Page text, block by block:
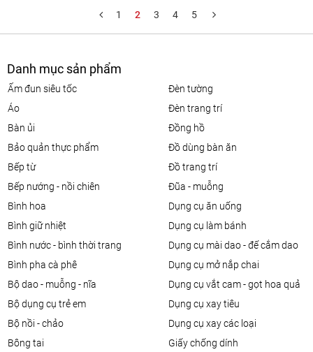
1 2 3 4 5
Danh mục sản phẩm
ấm đun siêu tốc
áo
bàn ủi
bảo quản thực phẩm
bếp từ
bếp nướng - nồi chiên
bình hoa
bình giữ nhiệt
bình nước - bình thời trang
bình pha cà phê
bộ dao - muỗng - nĩa
bộ dụng cụ trẻ em
bộ nồi - chảo
bông tai
đèn tường
đèn trang trí
đồng hồ
đồ dùng bàn ăn
đồ trang trí
đũa - muỗng
dụng cụ ăn uống
dụng cụ làm bánh
dụng cụ mài dao - đế cắm dao
dụng cụ mở nắp chai
dụng cụ vắt cam - gọt hoa quả
dụng cụ xay tiêu
dụng cụ xay các loại
giấy chống dính